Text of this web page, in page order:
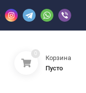
0
Корзина
Пусто